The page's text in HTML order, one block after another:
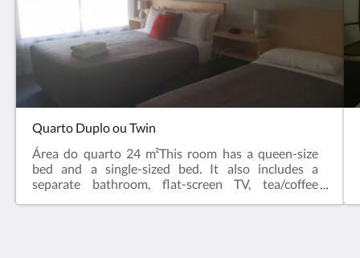
Quarto Duplo ou Twin
Área do quarto 24 m²This room has a queen-size
bed and a single-sized bed. It also includes a
separate bathroom, flat-screen TV, tea/coffee